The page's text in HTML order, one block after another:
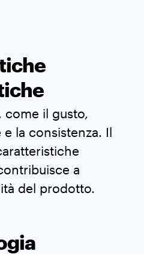
come il gusto,
la consistenza. Il
a
del prodotto.